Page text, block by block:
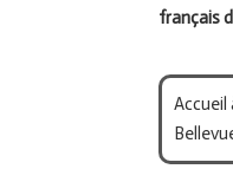
français